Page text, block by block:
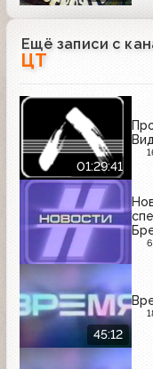
Ещё записи с
ЦТ
01:29:41
45:12